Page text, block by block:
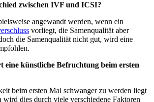
zwischen IVF und ICSI?
angewandt werden, wenn ein
vorliegt, die Samenqualität aber
die Samenqualität nicht gut, wird eine
eine künstliche Befruchtung beim ersten
beim ersten Mal schwanger zu werden liegt
wird dies durch viele verschiedene Faktoren